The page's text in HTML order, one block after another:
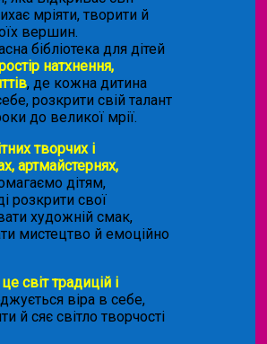
мріяти, творити й
вершин.
бібліотека для дітей
натхнення,
, де кожна дитина
розкрити свій талант
до великої мрії.
творчих і
артмайстернях,
дітям,
розкрити свої
художній смак,
мистецтво й емоційно
світ традицій і
віра в себе,
й сяє світло творчості